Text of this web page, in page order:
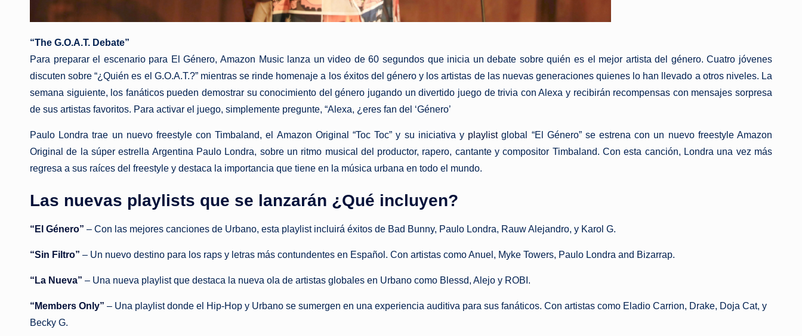
“The G.O.A.T. Debate”
Para prepararel escenario para El Género, Amazon Music lanza un video de 60 segundos que inicia un debate sobre quién es el mejor artista del género. Cuatro jóvenes
discuten sobre “¿Quién es el G.O.A.T.?” mientras se rinde homenaje a loséxitos del géneroy los artistas de las nuevas generaciones quienes lo han llevado a otros niveles. La
semana siguiente, los fanáticos pueden demostrar su conocimiento delgénero jugando un divertido juego de trivia con Alexa y recibirán recompensas con mensajes sorpresa
de sus artistas favoritos. Para activar el juego, simplemente pregunte, “Alexa, ¿eres fan del ‘Género’
Paulo Londra trae un nuevo freestyle con Timbaland,el Amazon Original “Toc Toc” y su iniciativa y playlistglobal “El Género”se estrena con un nuevo freestyle Amazon
Original de la súper estrella Argentina Paulo Londra, sobre un ritmo musical del productor, rapero, cantante y compositor Timbaland. Con esta canción, Londra una vez más
regresa a sus raíces del freestyle y destaca la importancia que tiene en la música urbana en todo el mundo.
Las nuevas playlists que se lanzarán ¿Qué incluyen?
“ El Género” – Con las mejores canciones de Urbano, esta playlist incluirá éxitos de Bad Bunny, Paulo Londra, Rauw Alejandro, y Karol G.
“Sin Filtro” – Un nuevo destino para los raps y letras más contundentes en Español. Con artistas como Anuel, Myke Towers, Paulo Londra and Bizarrap.
“ La Nueva” – Una nueva playlist que destaca la nueva ola de artistas globales en Urbano como Blessd, Alejo y ROBI.
“Members Only” – Una playlist donde el Hip-Hop y Urbano se sumergen en una experiencia auditiva para sus fanáticos. Con artistas como Eladio Carrion, Drake, Doja Cat, y
Becky G.